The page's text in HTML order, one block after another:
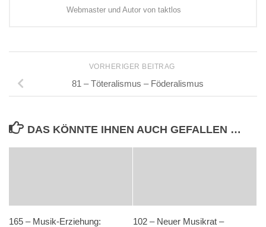
Webmaster und Autor von taktlos
VORHERIGER BEITRAG
81 – Töteralismus – Föderalismus
DAS KÖNNTE IHNEN AUCH GEFALLEN …
165 – Musik-Erziehung:
102 – Neuer Musikrat –